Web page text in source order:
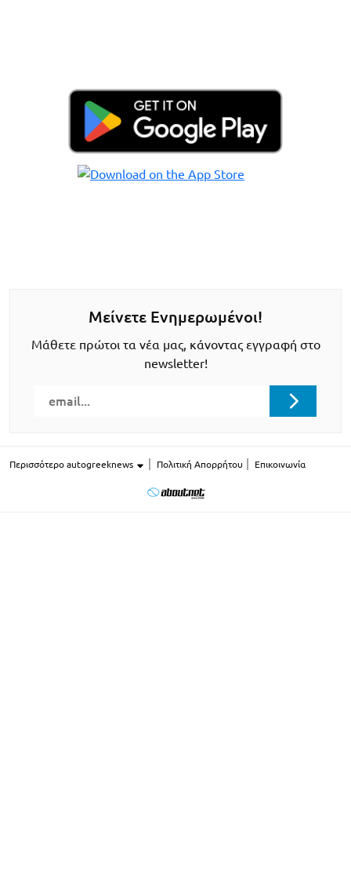
Μείνετε Ενημερωμένοι!
Μάθετε πρώτοι τα νέα μας, κάνοντας εγγραφή στο
newsletter!
Περισσότερο autogreeknews Πολιτική Απορρήτου Επικοινωνία